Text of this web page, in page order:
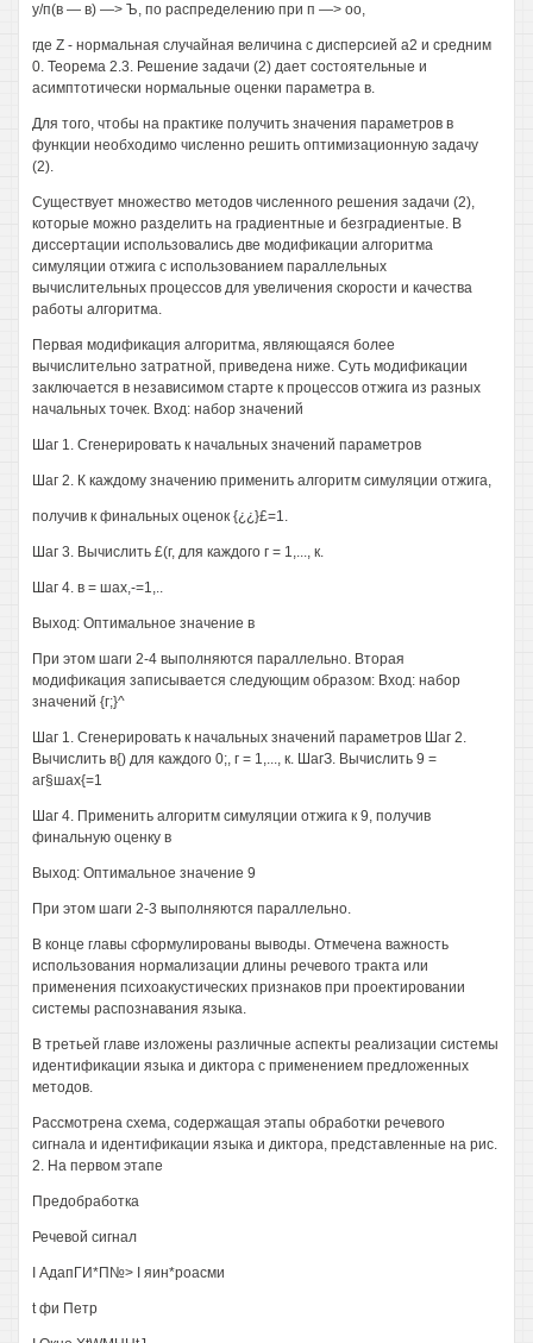
у/п(в — в) —> Ъ, по распределению при п —> оо,
где Z - нормальная случайная величина с дисперсией а2 и средним
0. Теорема 2.3. Решение задачи (2) дает состоятельные и
асимптотически нормальные оценки параметра в.
Для того, чтобы на практике получить значения параметров в
функции необходимо численно решить оптимизационную задачу
(2).
Существует множество методов численного решения задачи (2),
которые можно разделить на градиентные и безградиентые. В
диссертации использовались две модификации алгоритма
симуляции отжига с использованием параллельных
вычислительных процессов для увеличения скорости и качества
работы алгоритма.
Первая модификация алгоритма, являющаяся более
вычислительно затратной, приведена ниже. Суть модификации
заключается в независимом старте к процессов отжига из разных
начальных точек. Вход: набор значений
Шаг 1. Сгенерировать к начальных значений параметров
Шаг 2. К каждому значению применить алгоритм симуляции отжига,
получив к финальных оценок {¿¿}£=1.
Шаг 3. Вычислить £(г, для каждого г = 1,..., к.
Шаг 4. в = шах,-=1,..
Выход: Оптимальное значение в
При этом шаги 2-4 выполняются параллельно. Вторая
модификация записывается следующим образом: Вход: набор
значений {г;}^
Шаг 1. Сгенерировать к начальных значений параметров Шаг 2.
Вычислить в{) для каждого 0;, г = 1,..., к. ШагЗ. Вычислить 9 =
аг§шах{=1
Шаг 4. Применить алгоритм симуляции отжига к 9, получив
финальную оценку в
Выход: Оптимальное значение 9
При этом шаги 2-3 выполняются параллельно.
В конце главы сформулированы выводы. Отмечена важность
использования нормализации длины речевого тракта или
применения психоакустических признаков при проектировании
системы распознавания языка.
В третьей главе изложены различные аспекты реализации системы
идентификации языка и диктора с применением предложенных
методов.
Рассмотрена схема, содержащая этапы обработки речевого
сигнала и идентификации языка и диктора, представленные на рис.
2. На первом этапе
Предобработка
Речевой сигнал
I АдапГИ*П№> I яин*роасми
t фи Петр